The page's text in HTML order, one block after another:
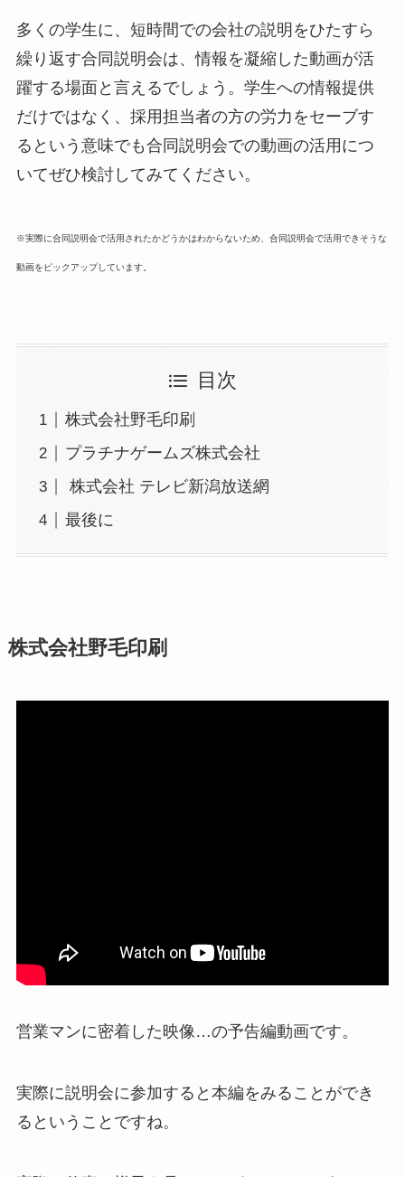
多くの学生に、短時間での会社の説明をひたすら
繰り返す合同説明会は、情報を凝縮した動画が活
躍する場面と言えるでしょう。学生への情報提供
だけではなく、採用担当者の方の労力をセーブす
るという意味でも合同説明会での動画の活用につ
いてぜひ検討してみてください。
※実際に合同説明会で活用されたかどうかはわからないため、 合同説明会で活用できそうな
動画をピックアップしています。
目次
株式会社野毛印刷
プラチナゲームズ株式会社
株式会社 テレビ新潟放送網
最後に
株式会社野毛印刷
営業マンに密着した映像…の予告編動画です。
実際に説明会に参加すると本編をみることができ
るということですね。